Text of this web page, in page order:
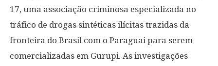
17, uma associação criminosa especializada no
tráfico de drogas sintéticas ilícitas trazidas da
fronteira do Brasil com o Paraguai para serem
comercializadas em Gurupi. As investigações